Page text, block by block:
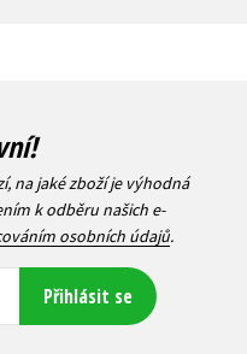
na jaké zboží je výhodná
k odběru našich e-
osobních údajů.
Přihlásit se